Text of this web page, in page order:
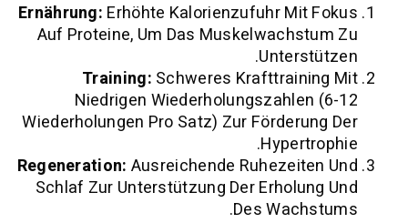
Ernährung:Erhöhte Kalorienzufuhr Mit
Auf Proteine, Um Das
Training:Schweres
Niedrigen Wiederholungszahlen
Wiederholungen Pro Satz) Zur
Regeneration:Ausreichende
Schlaf Zur Unterstützung Der
Des